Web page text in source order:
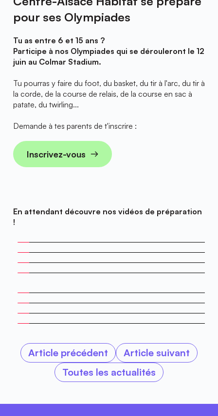
pour ses Olympiades
Tu as entre 6 et 15 ans ?
Participe à nos Olympiades qui se dérouleront le 12
juin au Colmar Stadium.
Tu pourras y faire du foot, du basket, du tir à l'arc, du tir à
la corde, de la course de relais, de la course en sac à
patate, du twirling...
Demande à tes parents de t'inscrire :
Inscrivez-vous
En attendant découvre nos vidéos de préparation
!
Article précédent
Article suivant
Toutes les actualités